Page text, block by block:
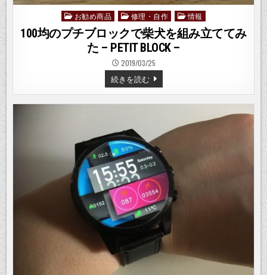
Posted
in
お勧め商品 修理・自作 情報
100均のプチブロックで柴犬を組み立ててみ
た – PETIT BLOCK –
2019/03/25
続きを読む100
均
の
ク
で
柴
犬
を
組
み
立
て
て
み
た
–
PETIT
BLOCK
–